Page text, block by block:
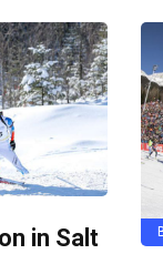
in Salt